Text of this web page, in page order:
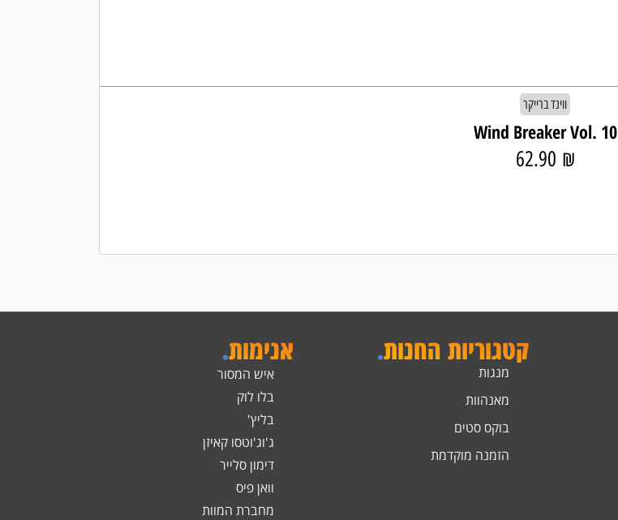
ווינד ברייקר
Wind Breaker Vol. 10
62.90 ₪
קטגוריות החנות.
מנגות
מאנהוות
בוקס סטים
הזמנה מוקדמת
אנימות.
איש המסור
בלו לוק
בליץ'
ג'וג'וטסו קאיזן
דימון סלייר
וואן פיס
מחברת המוות